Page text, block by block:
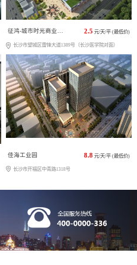
征鸿-城市时光商业广场 2.5 元/天/平 (最低价)
长沙市望城区雷锋大道1389号（长沙医学院对面）
佳海工业园 8.8 元/天/平 (最低价)
长沙市开福区中青路1318号